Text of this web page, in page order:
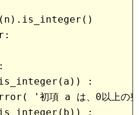
:
'初項 a は、0以上の整
: